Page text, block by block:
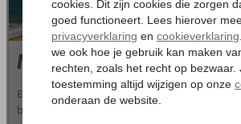
Negombo
Een schitterend zandstrand, een stukje
bruisende vismarkt vormen het decor voor een